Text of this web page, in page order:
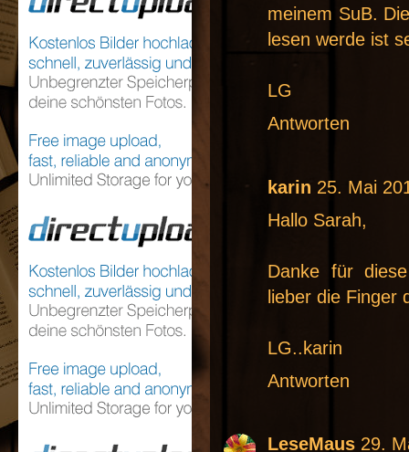
meinem SuB.
lesen werde ist
LG
Antworten
karin 25. Mai
Hallo Sarah,
Danke für
lieber die Finger
LG..karin
Antworten
LeseMaus 29.